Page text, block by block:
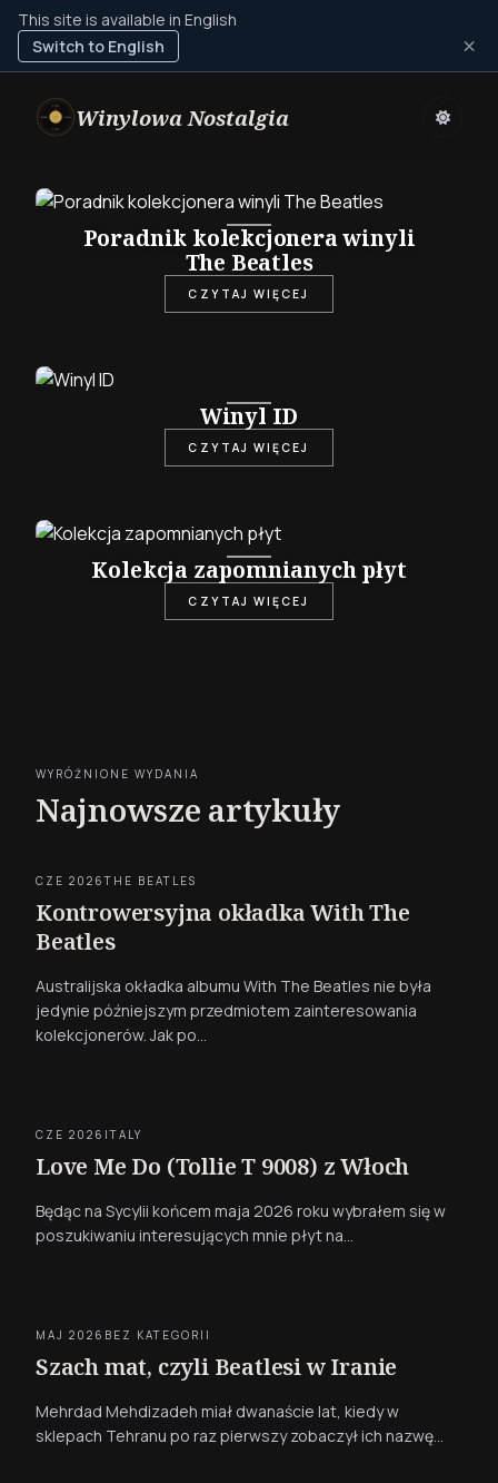
This site is available in English
Switch to English
×
Winylowa Nostalgia
Poradnik kolekcjonera winyli
The Beatles
CZYTAJ WIĘCEJ
Winyl ID
CZYTAJ WIĘCEJ
Kolekcja zapomnianych płyt
CZYTAJ WIĘCEJ
WYRÓŻNIONE WYDANIA
Najnowsze artykuły
CZE 2026THE BEATLES
Kontrowersyjna okładka With The
Beatles
Australijska okładka albumu With The Beatles nie była
jedynie późniejszym przedmiotem zainteresowania
kolekcjonerów. Jak po…
CZE 2026 ITALY
Love Me Do (Tollie T 9008) z Włoch
Będąc na Sycylii końcem maja 2026 roku wybrałem się w
poszukiwaniu interesujących mnie płyt na…
MAJ 2026 BEZ KATEGORII
Szach mat, czyli Beatlesi w Iranie
Mehrdad Mehdizadeh miał dwanaście lat, kiedy w
sklepach Tehranu po raz pierwszy zobaczył ich nazwę…